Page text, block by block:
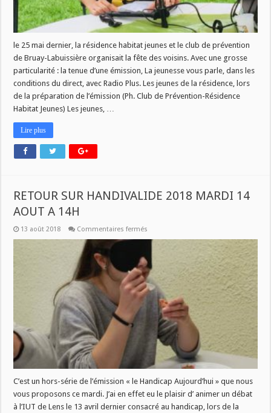
le 25 mai dernier, la résidence habitat jeunes et le club de prévention
de Bruay-Labuissière organisait la fête des voisins. Avec une grosse
particularité : la tenue d’une émission, La jeunesse vous parle, dans les
conditions du direct, avec Radio Plus. Les jeunes de la résidence, lors
de la préparation de l’émission (Ph. Club de Prévention-Résidence
Habitat Jeunes) Les jeunes, …
Lire plus
RETOUR SUR HANDIVALIDE 2018 MARDI 14
AOUT A 14H
13 août 2018 Commentaires fermés
2018
MARDI
14
AOUT
A
14H
C’est un hors-série de l’émission « le Handicap Aujourd’hui » que nous
vous proposons ce mardi. J’ai en effet eu le plaisir d’ animer un débat
à l’IUT de Lens le 13 avril dernier consacré au handicap, lors de la